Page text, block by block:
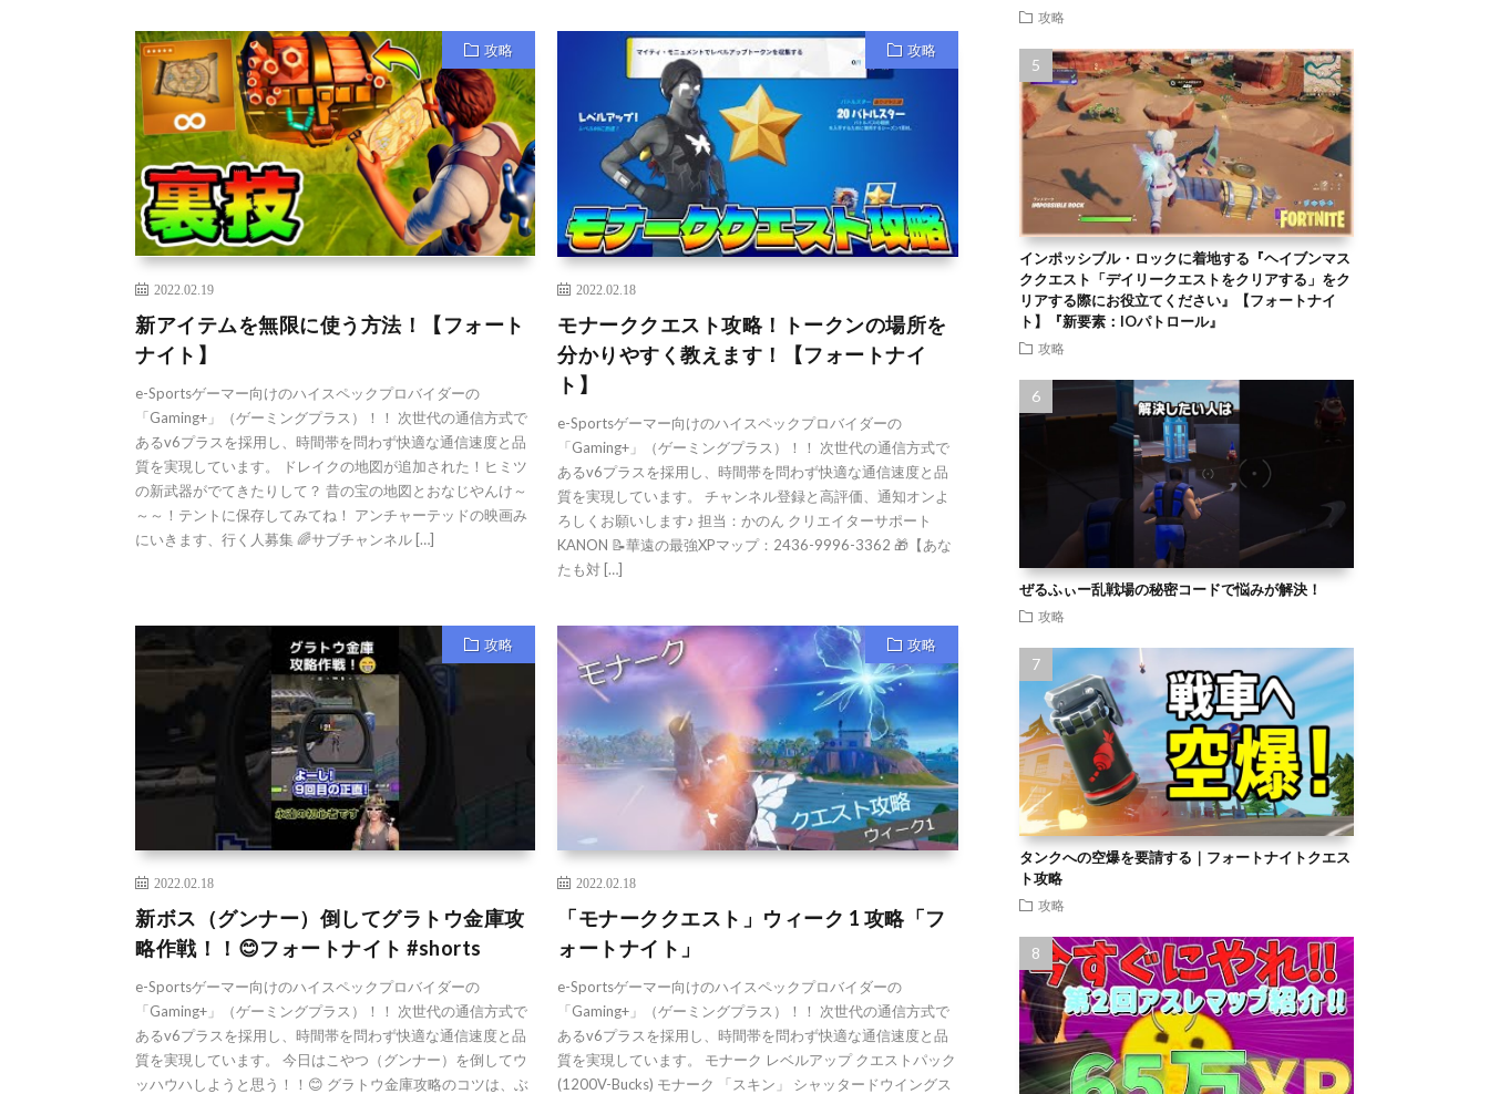
攻略
2022.02.19
新アイテムを無限に使う方法！【フォート
ナイト】
e-Sportsゲーマー向けのハイスペックプロバイダーの
「Gaming+」（ゲーミングプラス）！！ 次世代の通信方式で
あるv6プラスを採用し、時間帯を問わず快適な通信速度と品
質を実現しています。 ドレイクの地図が追加された！ヒミツ
の新武器がでてきたりして？ 昔の宝の地図とおなじやんけ～
～～！テントに保存してみてね！ アンチャーテッドの映画み
にいきます、行く人募集 🌈サブチャンネル […]
攻略
2022.02.18
モナーククエスト攻略！トークンの場所を
分かりやすく教えます！【フォートナイ
ト】
e-Sportsゲーマー向けのハイスペックプロバイダーの
「Gaming+」（ゲーミングプラス）！！ 次世代の通信方式で
あるv6プラスを採用し、時間帯を問わず快適な通信速度と品
質を実現しています。 チャンネル登録と高評価、通知オンよ
ろしくお願いします♪ 担当：かのん クリエイターサポート
KANON 📝華遠の最強XPマップ：2436-9996-3362 🎁【あな
たも対 […]
攻略
2022.02.18
新ボス（グンナー）倒してグラトウ金庫攻
略作戦！！😊フォートナイト #shorts
e-Sportsゲーマー向けのハイスペックプロバイダーの
「Gaming+」（ゲーミングプラス）！！ 次世代の通信方式で
あるv6プラスを採用し、時間帯を問わず快適な通信速度と品
質を実現しています。 今日はこやつ（グンナー）を倒してウ
ッハウハしようと思う！！😊 グラトウ金庫攻略のコツは、ぶ
攻略
2022.02.18
「モナーククエスト」ウィーク 1 攻略「フ
ォートナイト」
e-Sportsゲーマー向けのハイスペックプロバイダーの
「Gaming+」（ゲーミングプラス）！！ 次世代の通信方式で
あるv6プラスを採用し、時間帯を問わず快適な通信速度と品
質を実現しています。 モナーク レベルアップ クエストパック
(1200V-Bucks) モナーク 「スキン」 シャッタードウイングス
攻略
インポッシブル・ロックに着地する『ヘイブンマス
ククエスト「デイリークエストをクリアする」をク
リアする際にお役立てください』【フォートナイ
ト】『新要素：IOパトロール』
攻略
ぜるふぃー乱戦場の秘密コードで悩みが解決！
攻略
タンクへの空爆を要請する｜フォートナイトクエス
ト攻略
攻略